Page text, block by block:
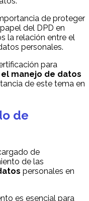
de proteger
del DPD en
la relación entre el
personales.
para
manejo de datos
de este tema en
de
de
de las
personales en
es esencial para